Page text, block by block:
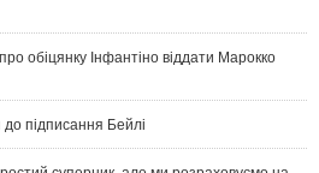
обіцянку Інфантіно віддати Марокко
до підписання Бейлі